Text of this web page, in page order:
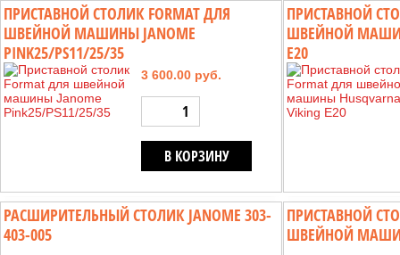
ПРИСТАВНОЙ СТОЛИК FORMAT ДЛЯ
ШВЕЙНОЙ МАШИНЫ JANOME
PINK25/PS11/25/35
3 600.00 руб.
В КОРЗИНУ
ПРИСТАВНОЙ
ШВЕЙНОЙ
E20
РАСШИРИТЕЛЬНЫЙ СТОЛИК JANOME 303-
403-005
ПРИСТАВНОЙ
ШВЕЙНОЙ